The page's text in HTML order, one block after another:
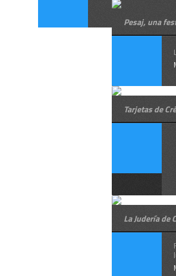
Pesaj, una
Tarjetas de
La Judería de